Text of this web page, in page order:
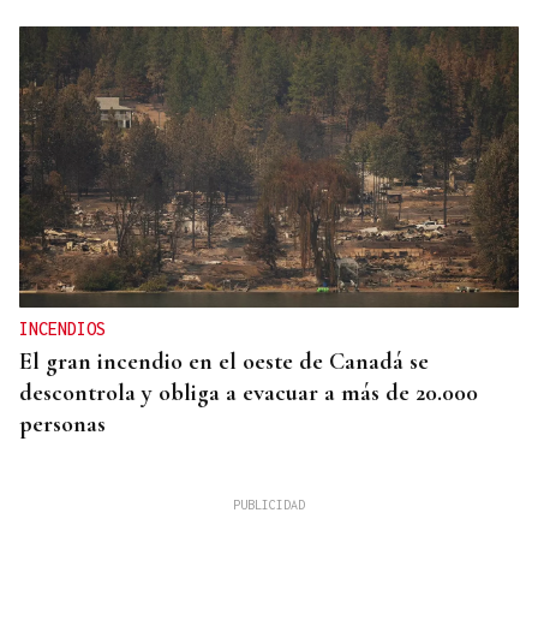
INCENDIOS
El gran incendio en el oeste de Canadá se
descontrola y obliga a evacuar a más de 20.000
personas